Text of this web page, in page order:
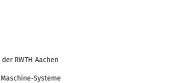
RWTH Aachen
Systeme